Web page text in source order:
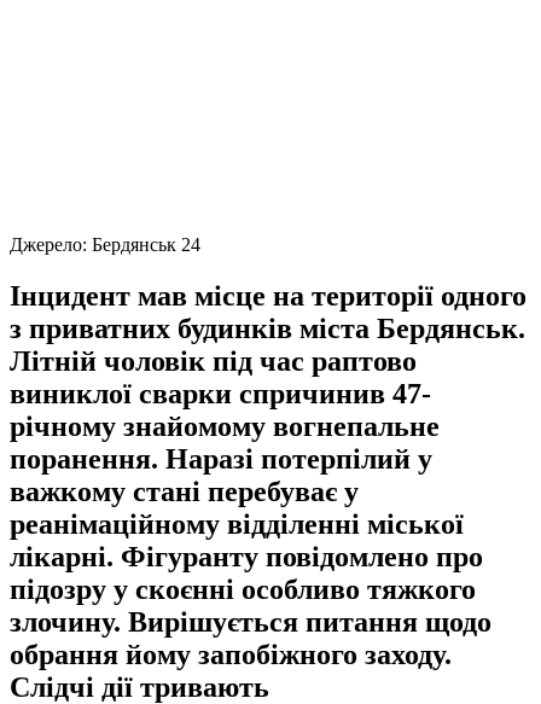
Джерело: Бердянськ 24
Інцидент мав місце на території одного
з приватних будинків міста Бердянськ.
Літній чоловік під час раптово
виниклої сварки спричинив 47-
річному знайомому вогнепальне
поранення. Наразі потерпілий у
важкому стані перебуває у
реанімаційному відділенні міської
лікарні. Фігуранту повідомлено про
підозру у скоєнні особливо тяжкого
злочину. Вирішується питання щодо
обрання йому запобіжного заходу.
Слідчі дії тривають